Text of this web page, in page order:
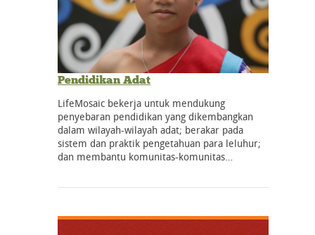
Pendidikan Adat
LifeMosaic bekerja untuk mendukung
penyebaran pendidikan yang dikembangkan
dalam wilayah-wilayah adat; berakar pada
sistem dan praktik pengetahuan para leluhur;
dan membantu komunitas-komunitas…